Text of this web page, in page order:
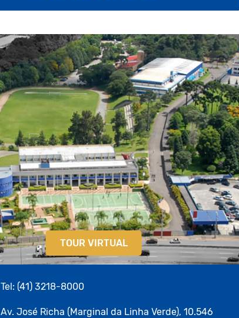
TOUR VIRTUAL
Tel: (41) 3218-8000
Av. José Richa (Marginal da Linha Verde), 10.546